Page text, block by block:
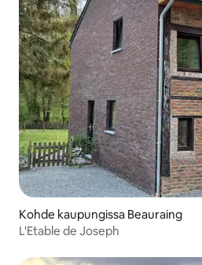
Kohde kaupungissa Beauraing
L'Etable de Joseph